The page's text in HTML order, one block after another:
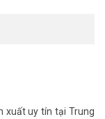
xuất uy tín tại Trung